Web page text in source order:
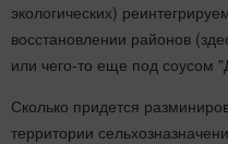
экологических)
восстановлении районов
или чего-то еще под соусом
Сколько придется
территории